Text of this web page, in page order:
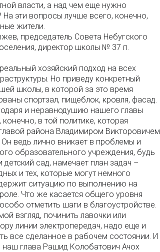
власти, а над чем еще нужно
На эти вопросы лучше всего, конечно,
жители.
председатель Совета Небугского
директор школы № 37 п.
хозяйский подход на всех
Но приведу конкретный
школы, в которой за это время
спортзал, пищеблок, кровля, фасад.
и неравнодушию нашего главы
конечно, в той политике, которая
района Владимиром Викторовичем
ведь лично вникает в проблемы и
образовательного учреждения, будь
детский сад, намечает план задач –
и тех, которые могут немного
ситуацию по выполнению на
Что же касается общего уровня
отметить шаги в благоустройстве.
взгляд, починить лавочки или
линии электропередач, надо еще и
все сделанное в рабочем состоянии. И
наш глава Рашид Колобатович Ачох